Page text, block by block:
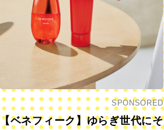
SPONSORED
【ベネフィーク】ゆらぎ世代にそ